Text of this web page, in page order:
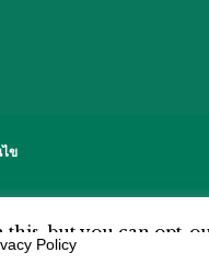
ข
but you can opt-
Policy